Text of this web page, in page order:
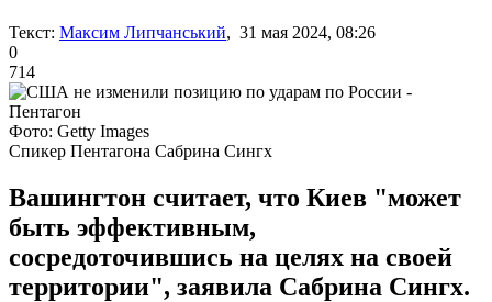
Текст: Максим Липчанський, 31 мая 2024, 08:26
0
714
Фото: Getty Images
Спикер Пентагона Сабрина Сингх
Вашингтон считает, что Киев "может
быть эффективным,
сосредоточившись на целях на своей
территории", заявила Сабрина Сингх.